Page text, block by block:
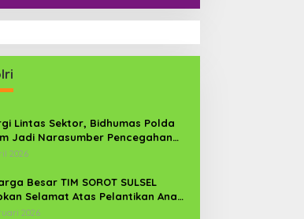
Lintas Sektor, Bidhumas Polda
Jadi Narasumber Pencegahan
Perempuan dan Anak
2026
Besar TIM SOROT SULSEL
Selamat Atas Pelantikan Anak
Pimred Gerbang Timur News
2026